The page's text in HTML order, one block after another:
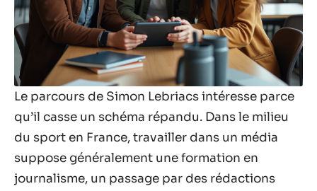
Le parcours de Simon Lebriacs intéresse parce
qu’il casse un schéma répandu. Dans le milieu
du sport en France, travailler dans un média
suppose généralement une formation en
journalisme, un passage par des rédactions